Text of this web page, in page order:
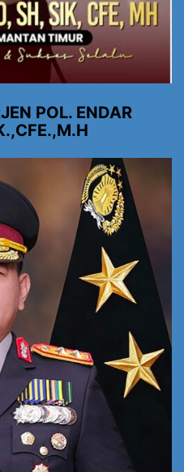
POL. ENDAR